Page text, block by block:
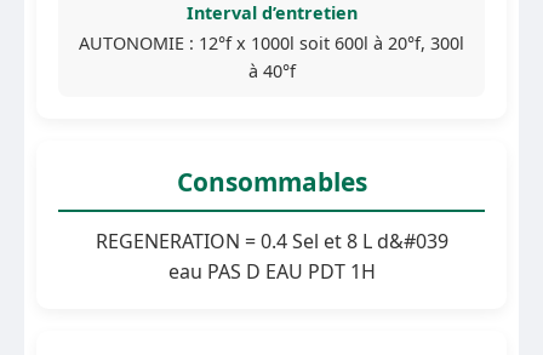
Interval d’entretien
AUTONOMIE : 12°f x 1000l soit 600l à 20°f, 300l
à 40°f
Consommables
REGENERATION = 0.4 Sel et 8 L d&#039
eau PAS D EAU PDT 1H